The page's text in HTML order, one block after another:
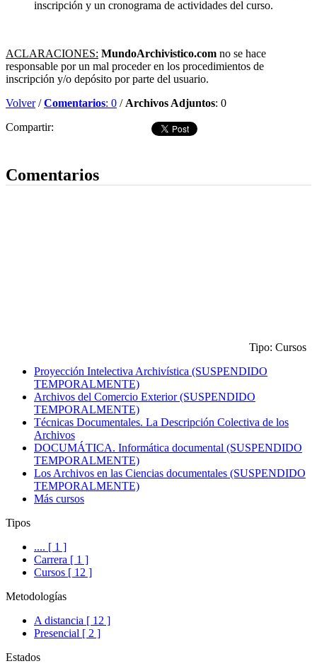
inscripción y un cronograma de actividades del curso.
ACLARACIONES: MundoArchivistico.com no se hace
responsable por un mal proceder en los procedimientos de
inscripción y/o depósito por parte del usuario.
Volver/Comentarios: 0 / Archivos Adjuntos: 0
Compartir:
Comentarios
Tipo: Cursos
Proyección Intelectiva Archivística (SUSPENDIDO
TEMPORALMENTE)
Archivos del Comercio Exterior (SUSPENDIDO
TEMPORALMENTE)
Técnicas Documentales. La Descripción Colectiva de los
Archivos
DOCUMÁTICA. Informática documental (SUSPENDIDO
TEMPORALMENTE)
Los Archivos en las Ciencias documentales (SUSPENDIDO
TEMPORALMENTE)
Más cursos
Tipos
.... [ 1 ]
Carrera [ 1 ]
Cursos [ 12 ]
Metodologías
A distancia [ 12 ]
Presencial [ 2 ]
Estados